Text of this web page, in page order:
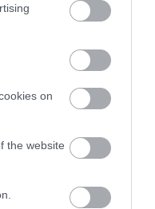
on
the website